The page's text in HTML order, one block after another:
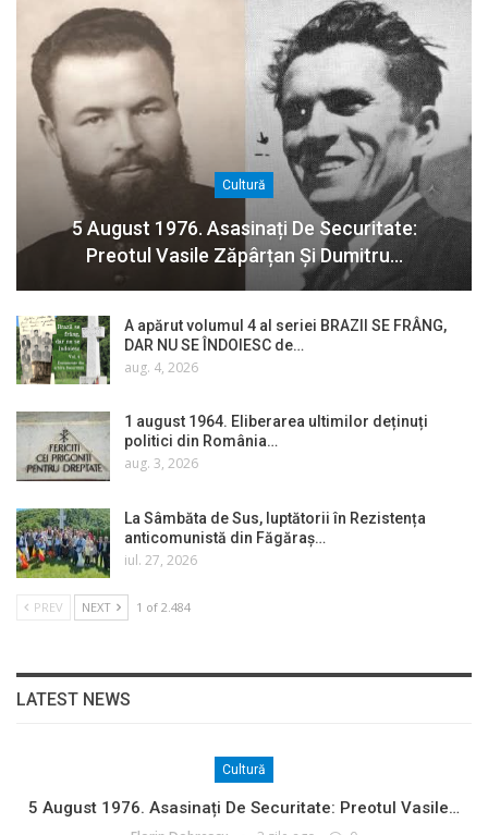
Cultură
5 August 1976. Asasinați De Securitate:
Preotul Vasile Zăpârțan Și Dumitru…
A apărut volumul 4 al seriei BRAZII SE FRÂNG,
DAR NU SE ÎNDOIESC de…
aug. 4, 2026
1 august 1964. Eliberarea ultimilor deținuți
politici din România…
aug. 3, 2026
La Sâmbăta de Sus, luptătorii în Rezistența
anticomunistă din Făgăraș…
iul. 27, 2026
PREV NEXT 1 of 2.484
LATEST NEWS
Cultură
5 August 1976. Asasinați De Securitate: Preotul Vasile…